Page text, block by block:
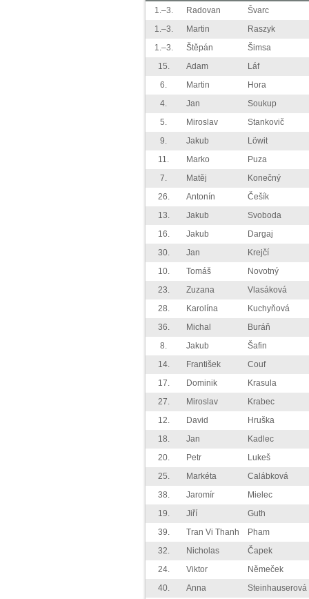
1.–3. Radovan
Švarc
1.–3.
Martin
Raszyk
1.–3.
Štěpán
Šimsa
15.
Adam
Láf
6.
Martin
Hora
4.
Jan
Soukup
5.
Miroslav
Stankovič
9.
Jakub
Löwit
11.
Marko
Puza
7.
Matěj
Konečný
26.
Antonín
Češík
13.
Jakub
Svoboda
16.
Jakub
Dargaj
30.
Jan
Krejčí
10.
Tomáš
Novotný
23.
Zuzana
Vlasáková
28.
Karolína
Kuchyňová
36.
Michal
Buráň
8.
Jakub
Šafin
14.
František
Couf
17.
Dominik
Krasula
27.
Miroslav
Krabec
12.
David
Hruška
18.
Jan
Kadlec
20.
Petr
Lukeš
25.
Markéta
Calábková
38.
Jaromír
Mielec
19.
Jiří
Guth
39.
Tran Vi Thanh
Pham
32.
Nicholas
Čapek
24.
Viktor
Němeček
40.
Anna
Steinhauserová